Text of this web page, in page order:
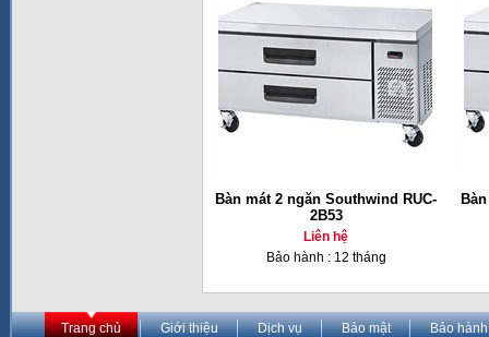
Bàn mát 2 ngăn Southwind RUC-
2B53
Liên hệ
Bảo hành : 12 tháng
Trang chủ Giới thiệu Dịch vụ Bảo mật Bảo hành